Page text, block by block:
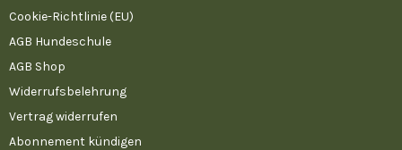
Cookie-Richtlinie (EU)
AGB Hundeschule
AGB Shop
Widerrufsbelehrung
Vertrag widerrufen
Abonnement kündigen